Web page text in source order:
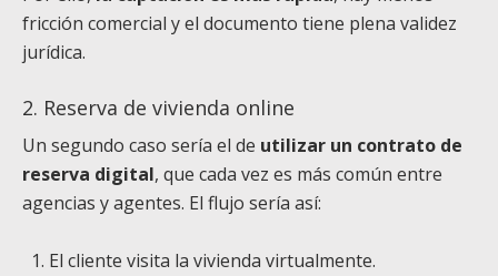
fricción comercial y el documento tiene plena validez
jurídica.
2. Reserva de vivienda online
Un segundo caso sería el de utilizar un contrato de
reserva digital, que cada vez es más común entre
agencias y agentes. El flujo sería así:
El cliente visita la vivienda virtualmente.